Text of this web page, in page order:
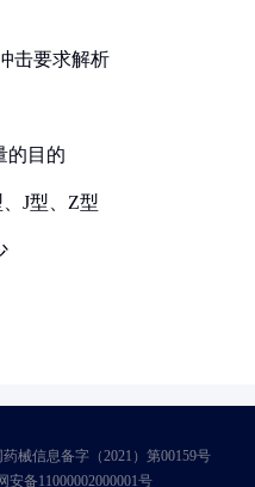
击要求解析
的目的
J型、Z型
械信息备字（2021）第00159号
安备11000002000001号